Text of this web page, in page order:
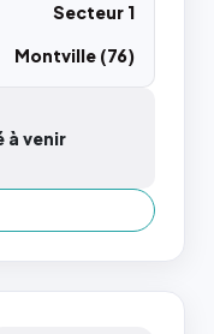
Secteur 1
Montville (76)
à venir